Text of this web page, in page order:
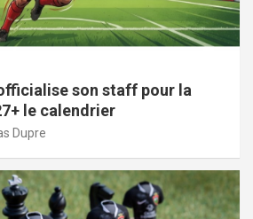
son staff pour la
le calendrier
Dupre